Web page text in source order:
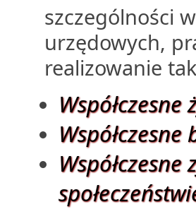
szczególności
urzędowych,
realizowanie